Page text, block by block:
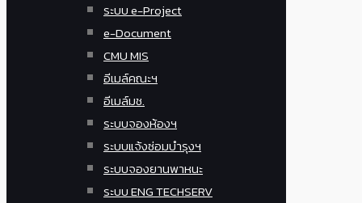
ระบบ e-Project
e-Document
CMU MIS
อีเมล์คณะฯ
อีเมล์มช.
ระบบจองห้องฯ
ระบบแจ้งซ่อมบำรุงฯ
ระบบจองยานพาหนะ
ระบบ ENG TECHSERV